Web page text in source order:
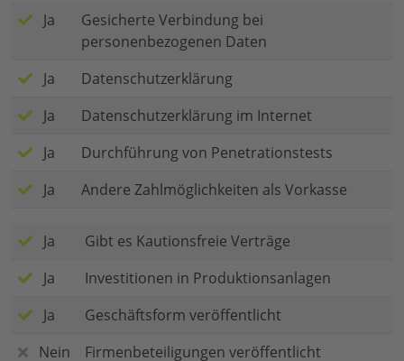
Ja
Gesicherte Verbindung bei
personenbezogenen Daten
Ja
Datenschutzerklärung
Ja
Datenschutzerklärung im Internet
Ja
Durchführung von Penetrationstests
Ja
Andere Zahlmöglichkeiten als Vorkasse
Ja
Gibt es Kautionsfreie Verträge
Ja
Investitionen in Produktionsanlagen
Ja
Geschäftsform veröffentlicht
Nein
Firmenbeteiligungen veröffentlicht